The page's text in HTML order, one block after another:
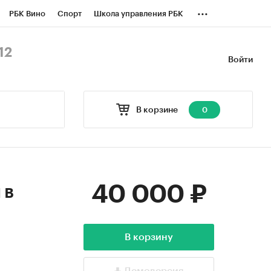
РБК Вино Спорт Школа управления РБК ...
Войти
В корзине 0
в
40 000 ₽
В корзину